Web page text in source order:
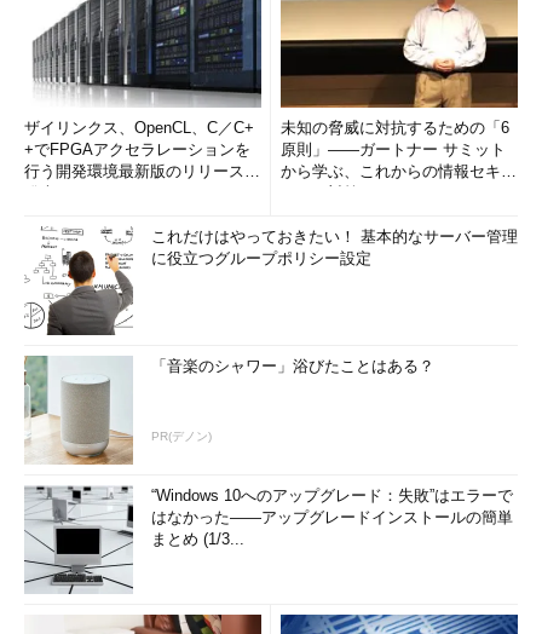
ザイリンクス、OpenCL、C／C+
+でFPGAアクセラレーションを
行う開発環境最新版のリリースを
未知の脅威に対抗するための「6
原則」――ガートナー サミット
から学ぶ、これからの情報セキュ
これだけはやっておきたい！ 基本的なサーバー管理
に役立つグループポリシー設定
「音楽のシャワー」浴びたことはある？
PR(デノン)
“Windows 10へのアップグレード：失敗”はエラーで
はなかった――アップグレードインストールの簡単
まとめ (1/3...